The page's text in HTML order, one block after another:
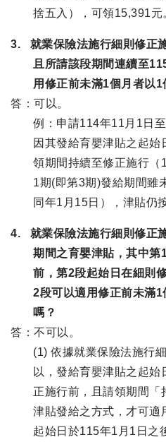
捨五入），可領15,391元
3. 就業保險法施行細則修正
且所請該段期間連續至
用修正前未滿1個月者以1
答：可以。
例：申請114年11月1日
因其發給育嬰津貼之起
領期間持續至修正施行（
1期(即第3期)發給期間雖
同年1月15日），津貼仍
4. 就業保險法施行細則修正
期間之育嬰津貼，其中第
前，第2段起始日在細則
2段可以適用修正前未滿
嗎？
答：不可以。
(1) 依據就業保險法施行
以，發給育嬰津貼之起
正施行前，且請領期間「
津貼發給之方式，才可適
起始日於115年1月1日之